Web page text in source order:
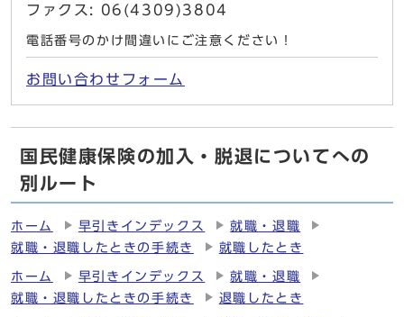
ファクス: 06(4309)3804
電話番号のかけ間違いにご注意ください！
お問い合わせフォーム
国民健康保険の加入・脱退についてへの
別ルート
ホーム 早引きインデックス
就職・退職
就職・退職したときの手続き
就職したとき
ホーム 早引きインデックス
就職・退職
就職・退職したときの手続き
退職したとき